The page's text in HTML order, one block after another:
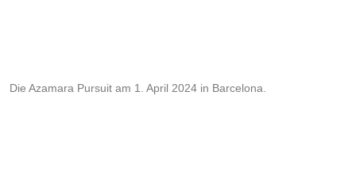
Die Azamara Pursuit am 1. April 2024 in Barcelona.